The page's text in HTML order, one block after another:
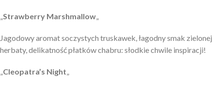
„Strawberry Marshmallow„
Jagodowy aromat soczystych truskawek, łagodny smak zielonej
herbaty, delikatność płatków chabru: słodkie chwile inspiracji!
„Cleopatra’s Night„